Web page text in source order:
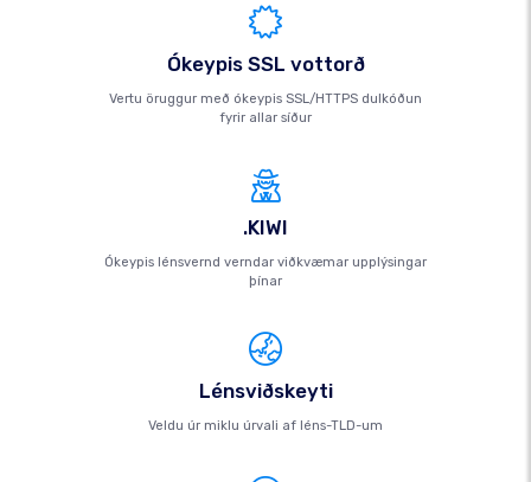
Ókeypis SSL vottorð
Vertu öruggur með ókeypis SSL/HTTPS dulkóðun
fyrir allar síður
.KIWI
Ókeypis lénsvernd verndar viðkvæmar upplýsingar
þínar
Lénsviðskeyti
Veldu úr miklu úrvali af léns-TLD-um